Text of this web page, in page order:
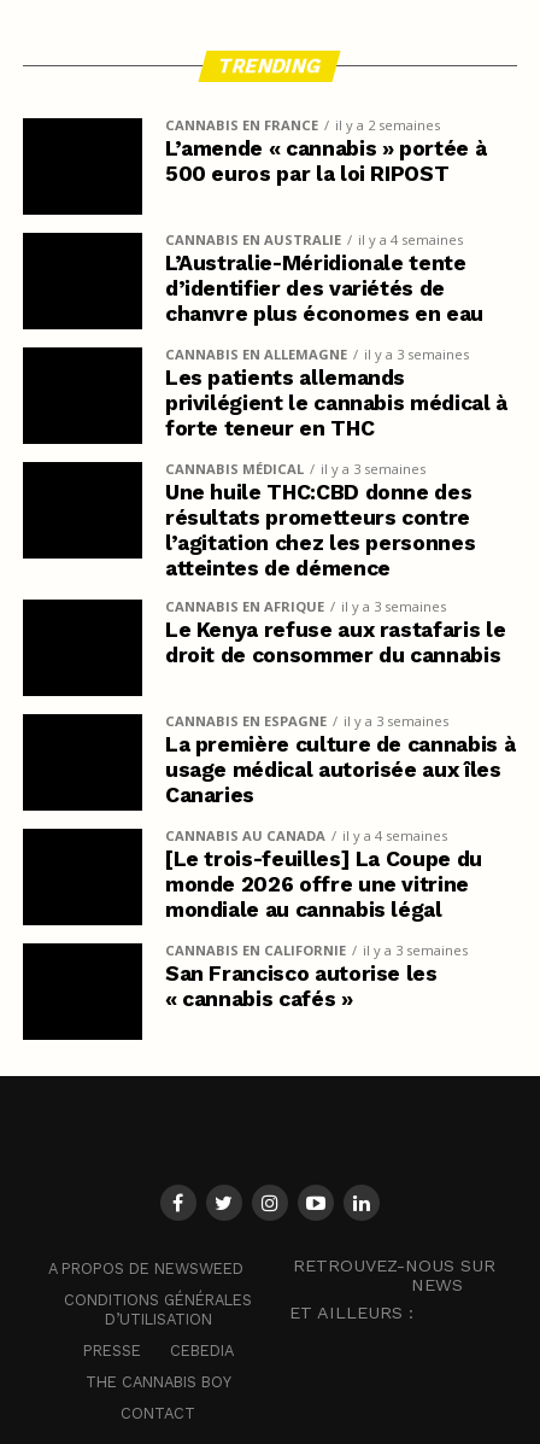
TRENDING
CANNABIS EN FRANCE il y a 2 semaines
L’amende « cannabis » portée à
500 euros par la loi RIPOST
CANNABIS EN AUSTRALIE il y a 4 semaines
L’Australie-Méridionale tente
d’identifier des variétés de
chanvre plus économes en eau
CANNABIS EN ALLEMAGNE il y a 3 semaines
Les patients allemands
privilégient le cannabis médical à
forte teneur en THC
CANNABIS MÉDICAL il y a 3 semaines
Une huile THC:CBD donne des
résultats prometteurs contre
l’agitation chez les personnes
atteintes de démence
CANNABIS EN AFRIQUE il y a 3 semaines
Le Kenya refuse aux rastafaris le
droit de consommer du cannabis
CANNABIS EN ESPAGNE il y a 3 semaines
La première culture de cannabis à
usage médical autorisée aux îles
Canaries
CANNABIS AU CANADA il y a 4 semaines
[Le trois-feuilles] La Coupe du
monde 2026 offre une vitrine
mondiale au cannabis légal
CANNABIS EN CALIFORNIE il y a 3 semaines
San Francisco autorise les
« cannabis cafés »
A PROPOS DE NEWSWEED
CONDITIONS GÉNÉRALES
D’UTILISATION
PRESSE
CEBEDIA
THE CANNABIS BOY
CONTACT
RETROUVEZ-NOUS SUR
NEWS
ET AILLEURS :